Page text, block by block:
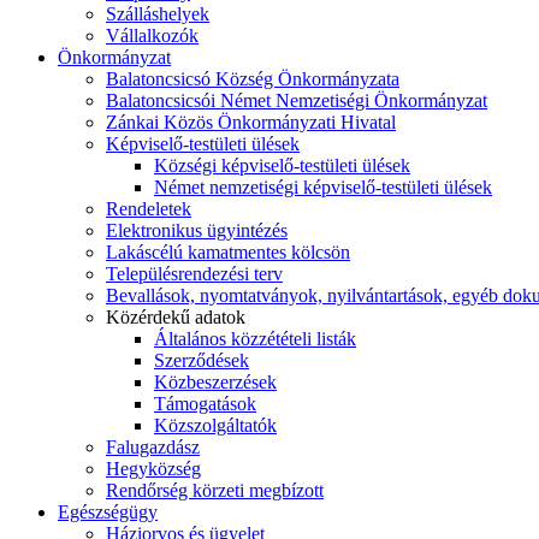
Szálláshelyek
Vállalkozók
Önkormányzat
Balatoncsicsó Község Önkormányzata
Balatoncsicsói Német Nemzetiségi Önkormányzat
Zánkai Közös Önkormányzati Hivatal
Képviselő-testületi ülések
Községi képviselő-testületi ülések
Német nemzetiségi képviselő-testületi ülések
Rendeletek
Elektronikus ügyintézés
Lakáscélú kamatmentes kölcsön
Településrendezési terv
Bevallások, nyomtatványok, nyilvántartások, egyéb
Közérdekű adatok
Általános közzétételi listák
Szerződések
Közbeszerzések
Támogatások
Közszolgáltatók
Falugazdász
Hegyközség
Rendőrség körzeti megbízott
Egészségügy
Háziorvos és ügyelet